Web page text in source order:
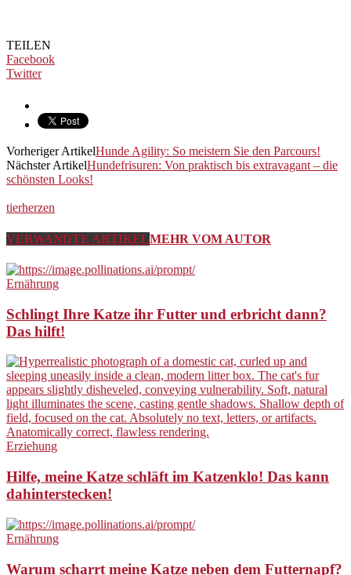
TEILEN
Facebook
Twitter
Vorheriger ArtikelHunde Agility: So meistern Sie den Parcours!
Nächster ArtikelHundefrisuren: Von praktisch bis extravagant – die
schönsten Looks!
tierherzen
VERWANDTE ARTIKELMEHR VOM AUTOR
Ernährung
Schlingt Ihre Katze ihr Futter und erbricht dann?
Das hilft!
Erziehung
Hilfe, meine Katze schläft im Katzenklo! Das kann
dahinterstecken!
Ernährung
Warum scharrt meine Katze neben dem Futternapf?